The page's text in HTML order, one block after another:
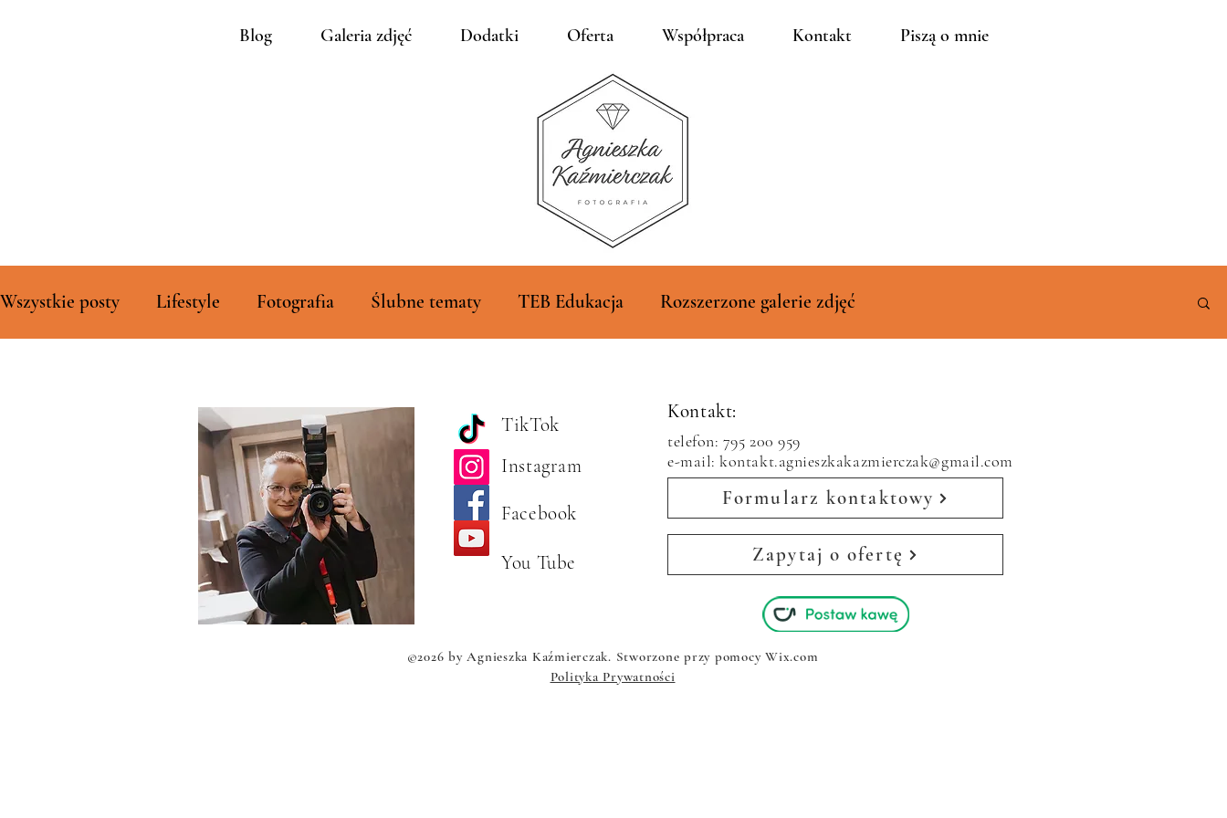
Blog Galeria zdjęć Dodatki Oferta Współpraca Kontakt Piszą o mnie
Wszystkie posty Lifestyle Fotografia Ślubne tematy TEB Edukacja Rozszerzone galerie zdjęć
TikTok
Instagram
Facebook
You Tube
Kontakt:
telefon: 795 200 959
e-mail: kontakt.agnieszkakazmierczak@gmail.com
Formularz kontaktowy
Zapytaj o ofertę
©2026 by Agnieszka Kaźmierczak. Stworzone przy pomocy Wix.com
Polityka Prywatności